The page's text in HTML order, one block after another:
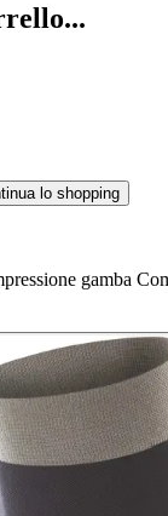
lo shopping
gamba